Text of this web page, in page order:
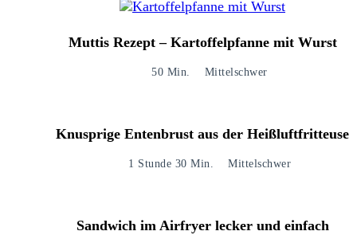
Muttis Rezept – Kartoffelpfanne mit Wurst
50 Min. Mittelschwer
Knusprige Entenbrust aus der Heißluftfritteuse
1 Stunde 30 Min. Mittelschwer
Sandwich im Airfryer lecker und einfach